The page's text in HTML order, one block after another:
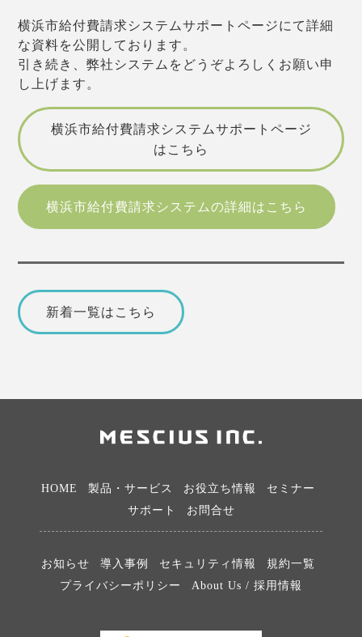
横浜市給付費請求システムサポートページにて詳細
な資料を公開しております。
引き続き、弊社システムをどうぞよろしくお願い申
し上げます。
横浜市給付費請求システムサポートページ
はこちら
横浜市給付費請求システムの詳細はこちら
新着一覧はこちら
HOME 製品・サービス お役立ち情報
セミナー
サポート
お問合せ
お知らせ 導入事例 セキュリティ情報
規約一覧
プライバシーポリシー
About Us / 採用情報